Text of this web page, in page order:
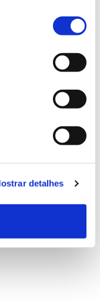
detalhes
das-espigas:
voluntários